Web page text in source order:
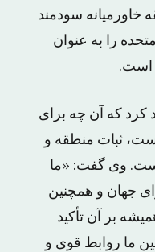
خاورمیانه سودمند
را به عنوان
است.
کرد که آن چه برای
ثبات منطقه و
وی گفت: «ما
جهان و همچنین
بر آن تأکید
ما روابط قوی و